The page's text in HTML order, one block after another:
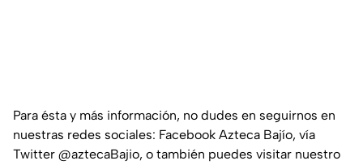
Para ésta y más información, no dudes en seguirnos en
nuestras redes sociales: Facebook Azteca Bajío, vía
Twitter @aztecaBajio, o también puedes visitar nuestro